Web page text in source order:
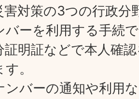
害対策の3つの行政分
バーを利用する手続
証明証などで本人確
。
ンバーの通知や利用